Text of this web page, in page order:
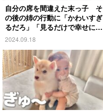
自分の席を間違えた末っ子 そ
の後の姉の行動に「かわいすぎ
るだろ」「見るだけで幸せにな
る」
2024.09.18